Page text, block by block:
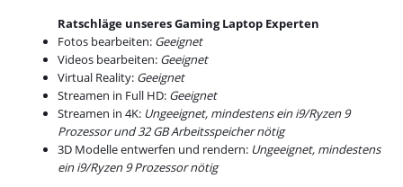
Ratschläge unseres Gaming Laptop Experten
Fotos bearbeiten: Geeignet
Videos bearbeiten: Geeignet
Virtual Reality: Geeignet
Streamen in Full HD: Geeignet
Streamen in 4K: Ungeeignet, mindestens ein i9/Ryzen 9
Prozessor und 32 GB Arbeitsspeicher nötig
3D Modelle entwerfen und rendern: Ungeeignet, mindestens
ein i9/Ryzen 9 Prozessor nötig